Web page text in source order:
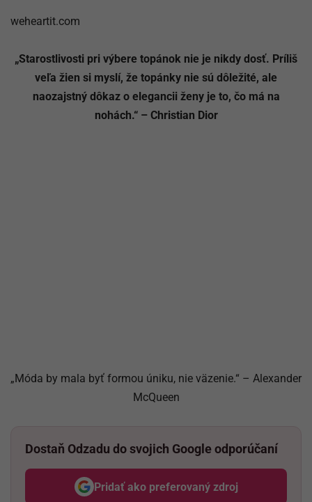
weheartit.com
„Starostlivosti pri výbere topánok nie je nikdy dosť. Príliš
veľa žien si myslí, že topánky nie sú dôležité, ale
naozajstný dôkaz o elegancii ženy je to, čo má na
nohách.“ – Christian Dior
„Móda by mala byť formou úniku, nie väzenie.“ – Alexander
McQueen
Dostaň Odzadu do svojich Google odporúčaní
Pridať ako preferovaný zdroj
Odzadu, odkaz sa otvorí v